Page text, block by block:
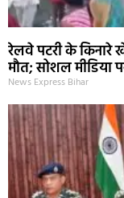
रेलवे पटरी के किनारे
मौत; सोशल मीडिया
News Express Bihar